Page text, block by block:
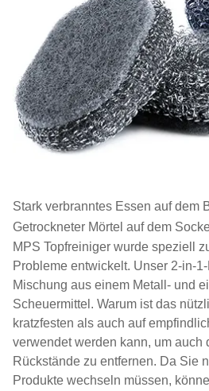
Stark verbranntes Essen auf dem
Getrockneter Mörtel auf dem
MPS Topfreiniger wurde speziell
Probleme entwickelt. Unser 2-in-
Mischung aus einem Metall- und
Scheuermittel. Warum ist das
kratzfesten als auch auf
verwendet werden kann, um auch
Rückstände zu entfernen. Da Sie
Produkte wechseln müssen,